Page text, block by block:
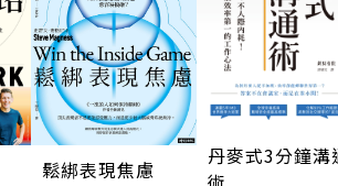
鬆綁表現焦慮
丹麥式3分鐘溝